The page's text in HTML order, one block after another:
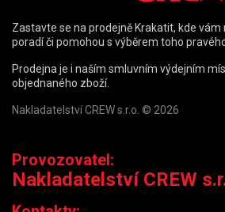
Zastavte se na prodejně Krakatit, kde vám
poradí či pomohou s výběrem toho
Prodejna je i naším smluvním výdejním
objednaného zboží.
Nakladatelství CREW s.r.o. © 2026
Provozovatel:
Nakladatelství CREW